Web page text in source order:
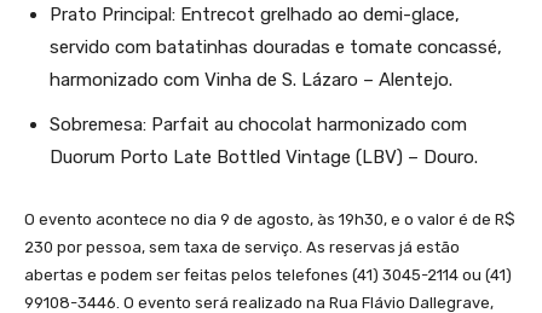
Prato Principal: Entrecot grelhado ao demi-glace,
servido com batatinhas douradas e tomate concassé,
harmonizado com Vinha de S. Lázaro – Alentejo.
Sobremesa: Parfait au chocolat harmonizado com
Duorum Porto Late Bottled Vintage (LBV) – Douro.
O evento acontece no dia 9 de agosto, às 19h30, e o valor é de R$
230 por pessoa, sem taxa de serviço. As reservas já estão
abertas e podem ser feitas pelos telefones (41) 3045-2114 ou (41)
99108-3446. O evento será realizado na Rua Flávio Dallegrave,